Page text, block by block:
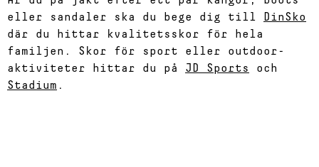
eller sandaler ska du bege dig till
DinSko
där du hittar kvalitetsskor för hela
familjen. Skor för sport eller outdoor-
aktiviteter hittar du på JD Sports
och
Stadium .